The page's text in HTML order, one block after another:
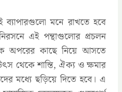
ব্যাপারগুলো মনে রাখতে হবে
এই পন্থাগুলোর প্রচলন
অপরের কাছে নিয়ে আসতে
থেকে শান্তি, ঐক্য ও ক্ষমার
মধ্যে ছড়িয়ে দিতে হবে। এ